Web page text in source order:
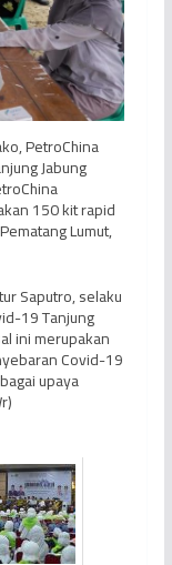
PetroChina
Jabung
150 kit rapid
Lumut,
Saputro, selaku
19 Tanjung
ini merupakan
Covid-19
upaya